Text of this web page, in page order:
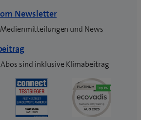
Newsletter
und News
sind inklusive Klimabeitrag